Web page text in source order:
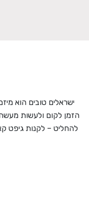
ישראלים טובים הוא
הזמן לקום ולעשות
להחליט – לקנות גיפט